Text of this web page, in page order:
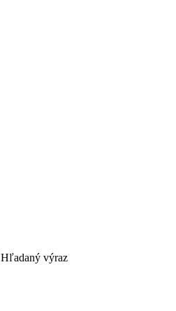
Hľadaný výraz